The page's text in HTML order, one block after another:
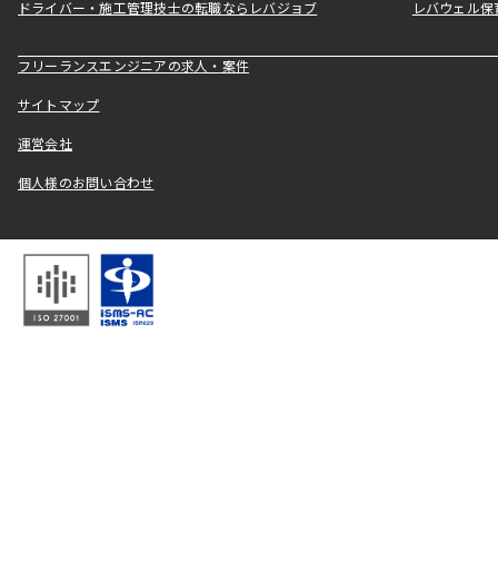
ドライバー・施工管理技士の転職ならレバジョブ レバウェル
フリーランスエンジニアの求人・案件
サイトマップ
運営会社
個人様のお問い合わせ